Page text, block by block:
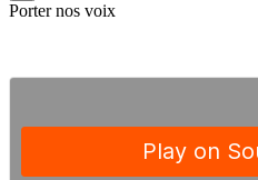
Porter nos voix